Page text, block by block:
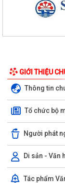
GIỚI THIỆU
Thông tin
Tổ chức bộ
Người phát
Di sản - Văn
Tác phẩm
Quyết định kiện
tục hành chính cho
Quyết định về việc
ngày tăng tốc - Về
Thông báo về việc
đổi, bổ sung thuộc
Quyết định về
Dược, Giấy chứng